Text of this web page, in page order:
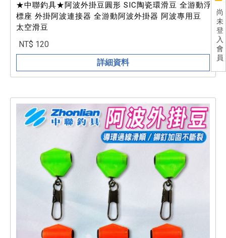
尚
未
登
入
會
員
★中聯釣具★阿波外掛豆圓形 SIC陶瓷環滑豆 全游動浮
標座 外掛阿波連接器 全游動阿波外掛器 阿波專用豆
太空滑豆
NT$ 120
詳細資料